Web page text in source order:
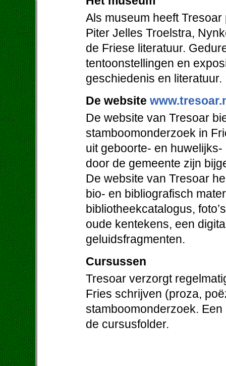
Als museum heeft
Piter Jelles Troelstra,
de Friese literatuur.
tentoonstellingen en
geschiedenis en literatuur.
De website
De website van Tresoar
stamboomonderzoek in
uit geboorte- en
door de gemeente zijn
De website van Tresoar
bio- en bibliografisch
bibliotheekcatalogus,
oude kentekens, een
geluidsfragmenten.
Cursussen
Tresoar verzorgt
Fries schrijven (proza,
stamboomonderzoek.
de cursusfolder.